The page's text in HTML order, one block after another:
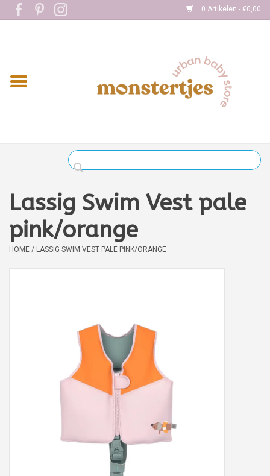
0 Artikelen - €0,00
Home
Kleding
Verzorging
Boekjes
Lassig Swim Vest pale
pink/orange
HOME / LASSIG SWIM VEST PALE PINK/ORANGE